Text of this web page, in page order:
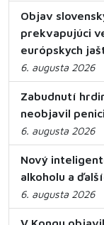
Objav
prekvapujúci
európskych
6. augusta 2026
Zabudnutí
neobjavil
6. augusta 2026
Nový
alkoholu a
6. augusta 2026